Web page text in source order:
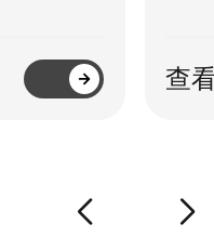
查
prev next